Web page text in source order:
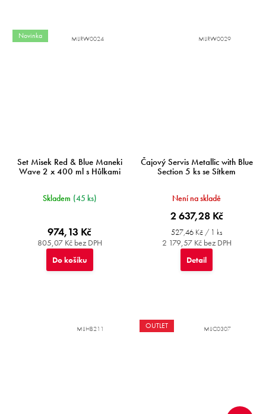
Novinka
Set Misek Red & Blue Maneki
Wave 2 x 400 ml s Hůlkami
Skladem (45 ks)
805,07 Kč bez DPH
974,13 Kč
Do košíku
MIJRW0024
Čajový Servis Metallic with Blue
Section 5 ks se Sítkem
Není na skladě
2 179,57 Kč bez DPH
2 637,28 Kč
Měrná
cena:
527,46 Kč / 1 ks
Detail
MIJRW0029
MIJHB211 OUTLET MIJC0307